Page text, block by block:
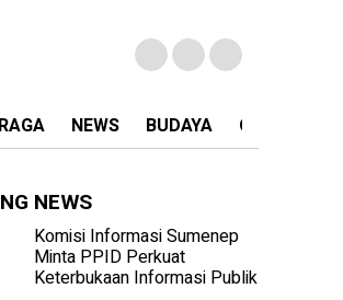
NEWS BUDAYA OPINI
NEWS
Komisi Informasi Sumenep
Minta PPID Perkuat
Keterbukaan Informasi Publik